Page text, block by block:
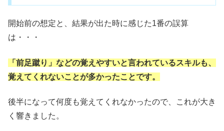
開始前の想定と、結果が出た時に感じた1番の誤算
は・・・
「前足蹴り」などの覚えやすいと言われているスキルも、
覚えてくれないことが多かったことです。
後半になって何度も覚えてくれなかったので、これが大き
く響きました。